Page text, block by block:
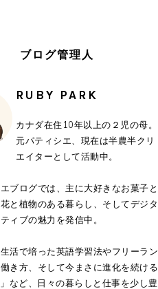
ブログ管理人
RUBY PARK
カナダ在住10年以上の２児の母。
元パティシエ、現在は半農半クリ
エイターとして活動中。
ブログでは、主に大好きなお菓子と
と植物のある暮らし、そしてデジタ
ィブの魅力を発信中。
活で培った英語学習法やフリーラン
き方、そして今まさに進化を続ける
」など、日々の暮らしと仕事を少し豊